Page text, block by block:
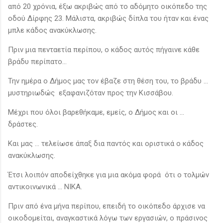
από 20 χρόνια, έξω ακριβώς από το αδόμητο οικόπεδο της
οδού Δίρφης 23. Μάλιστα, ακριβώς δίπλα του ήταν και ένας
μπλε κάδος ανακύκλωσης.
Πριν μια πενταετία περίπου, ο κάδος αυτός πήγαινε κάθε
βράδυ περίπατο...
Την ημέρα ο Δήμος μας τον έβαζε στη θέση του, το βράδυ ...
μυστηριωδώς εξαφανιζόταν προς την Κισσάβου.
Μέχρι που όλοι βαρεθήκαμε, εμείς, ο Δήμος και οι ...
δράστες.
Και μας ... τελείωσε άπαξ δια παντός και οριστικά ο κάδος
ανακύκλωσης.
Έτσι λοιπόν αποδείχθηκε για μια ακόμα φορά ότι ο τολμών
αντικοινωνικά ... ΝΙΚΑ.
Πριν από ένα μήνα περίπου, επειδή το οικόπεδο άρχισε να
οικοδομείται, αναγκαστικά λόγω των εργασιών, ο πράσινος